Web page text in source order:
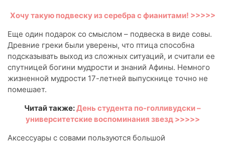
Хочу такую подвеску из серебра с фианитами! >>>>>
Еще один подарок со смыслом – подвеска в виде совы.
Древние греки были уверены, что птица способна
подсказывать выход из сложных ситуаций, и считали ее
спутницей богини мудрости и знаний Афины. Немного
жизненной мудрости 17-летней выпускнице точно не
помешает.
Читай также:День студента по-голливудски –
университетские воспоминания звезд >>>>>
Аксессуары с совами пользуются большой